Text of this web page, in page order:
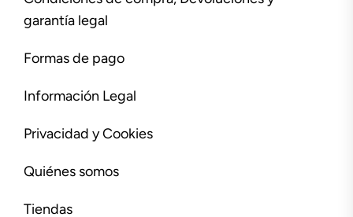
garantía legal
Formas de pago
Información Legal
Privacidad y Cookies
Quiénes somos
Tiendas